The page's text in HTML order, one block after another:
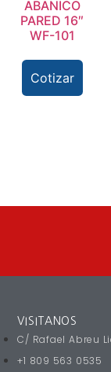
ABANICO
PARED 16″
WF-101
Cotizar
VISITANOS
C/ Rafael Abreu
+1 809 563 0535